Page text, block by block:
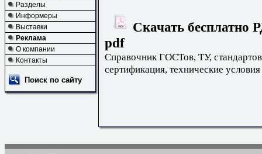
Разделы
Информеры
Выставки
Реклама
О компании
Контакты
Поиск по сайту
Скачать бесплатно
pdf
Справочник ГОСТов, ТУ,
сертификация, технические условия